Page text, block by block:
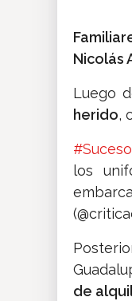
Nicolás
Luego
herido,
los
de